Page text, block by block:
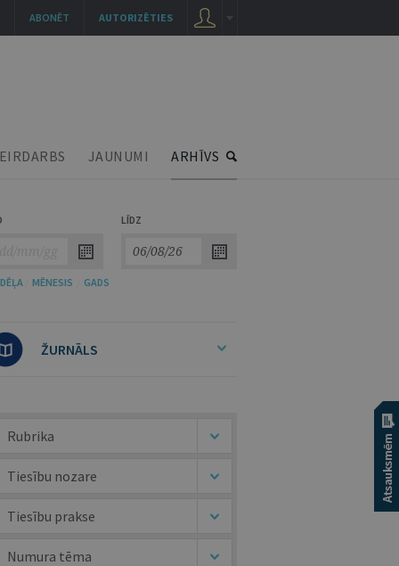
JAUNUMI ARHĪVS
LĪDZ
MĒNESIS GADS
ŽURNĀLS
Rubrika
Tiesību nozare
Tiesību prakse
Numura tēma
AUTORIZĒTIES
ABONĒT